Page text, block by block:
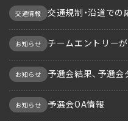
交通情報 交通規制・沿道で
お知らせ チームエントリー
お知らせ 予選会結果、予選会
お知らせ 予選会OA情報